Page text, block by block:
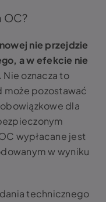
OC?
nie przejdzie
a w efekcie nie
Nie oznacza to
może pozostawać
dla
wypłacane jest
w wyniku
technicznego